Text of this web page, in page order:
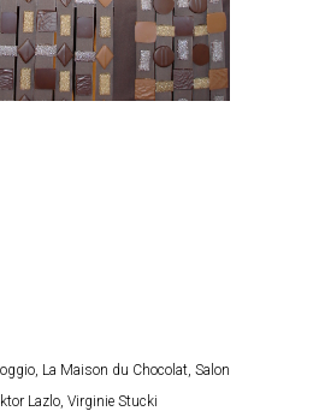
La Maison du Chocolat, Salon
Lazlo, Virginie Stucki